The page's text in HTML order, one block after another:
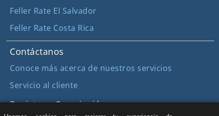
Feller Rate El Salvador
Feller Rate Costa Rica
Contáctanos
Conoce más acerca de nuestros servicios
Servicio al cliente
Registro y Suscripción